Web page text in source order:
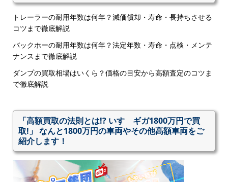
トレーラーの耐用年数は何年？減価償却・寿命・長持ちさせる
コツまで徹底解説
バックホーの耐用年数は何年？法定年数・寿命・点検・メンテ
ナンスまで徹底解説
ダンプの買取相場はいくら？価格の目安から高額査定のコツま
で徹底解説
「高額買取の法則とは!? いすゞギガ1800万円で買
取!」 なんと1800万円の車両やその他高額車両をご
紹介します！